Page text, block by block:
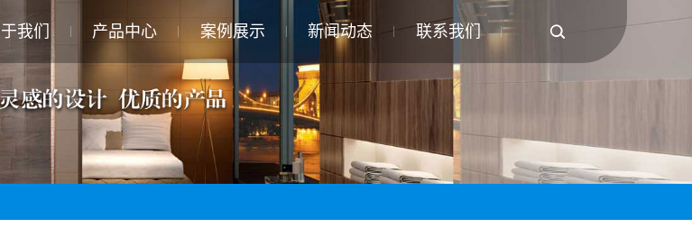
我们 产品中心 案例展示 新闻动态 联系我们